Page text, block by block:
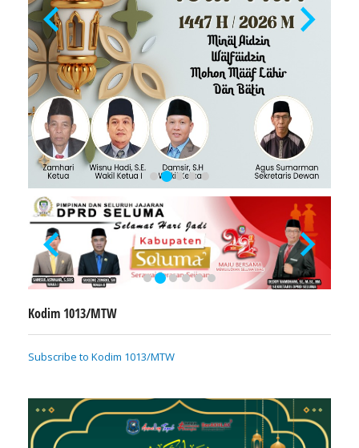
Kodim 1013/MTW
Subscribe to Kodim 1013/MTW